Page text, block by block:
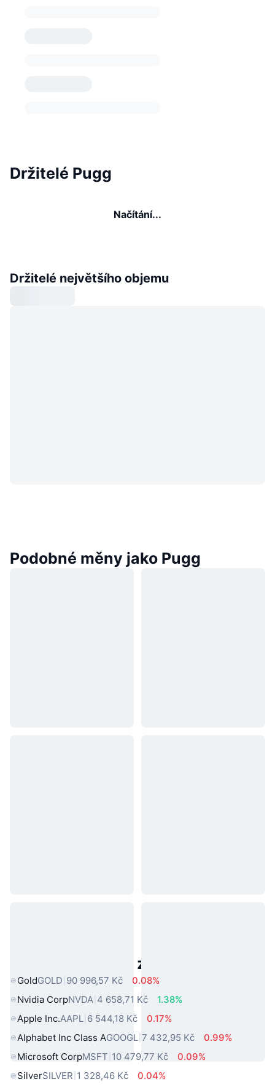
Držitelé Pugg
Načítání...
Držitelé největšího objemu
Podobné měny jako Pugg
Populární aktiva z reálného světa
GoldGOLD 90 996,57 Kč
0.08%
Nvidia CorpNVDA 4 658,71 Kč
1.38%
Apple Inc.AAPL 6 544,18 Kč
0.17%
Alphabet Inc Class AGOOGL 7 432,95 Kč
0.99%
Microsoft CorpMSFT 10 479,77 Kč
0.09%
SilverSILVER 1 328,46 Kč
0.04%